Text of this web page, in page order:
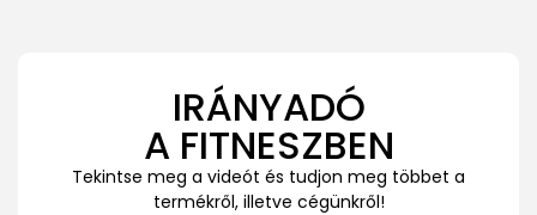
IRÁNYADÓ
A FITNESZBEN
Tekintse meg a videót és tudjon meg többet a
termékről, illetve cégünkről!